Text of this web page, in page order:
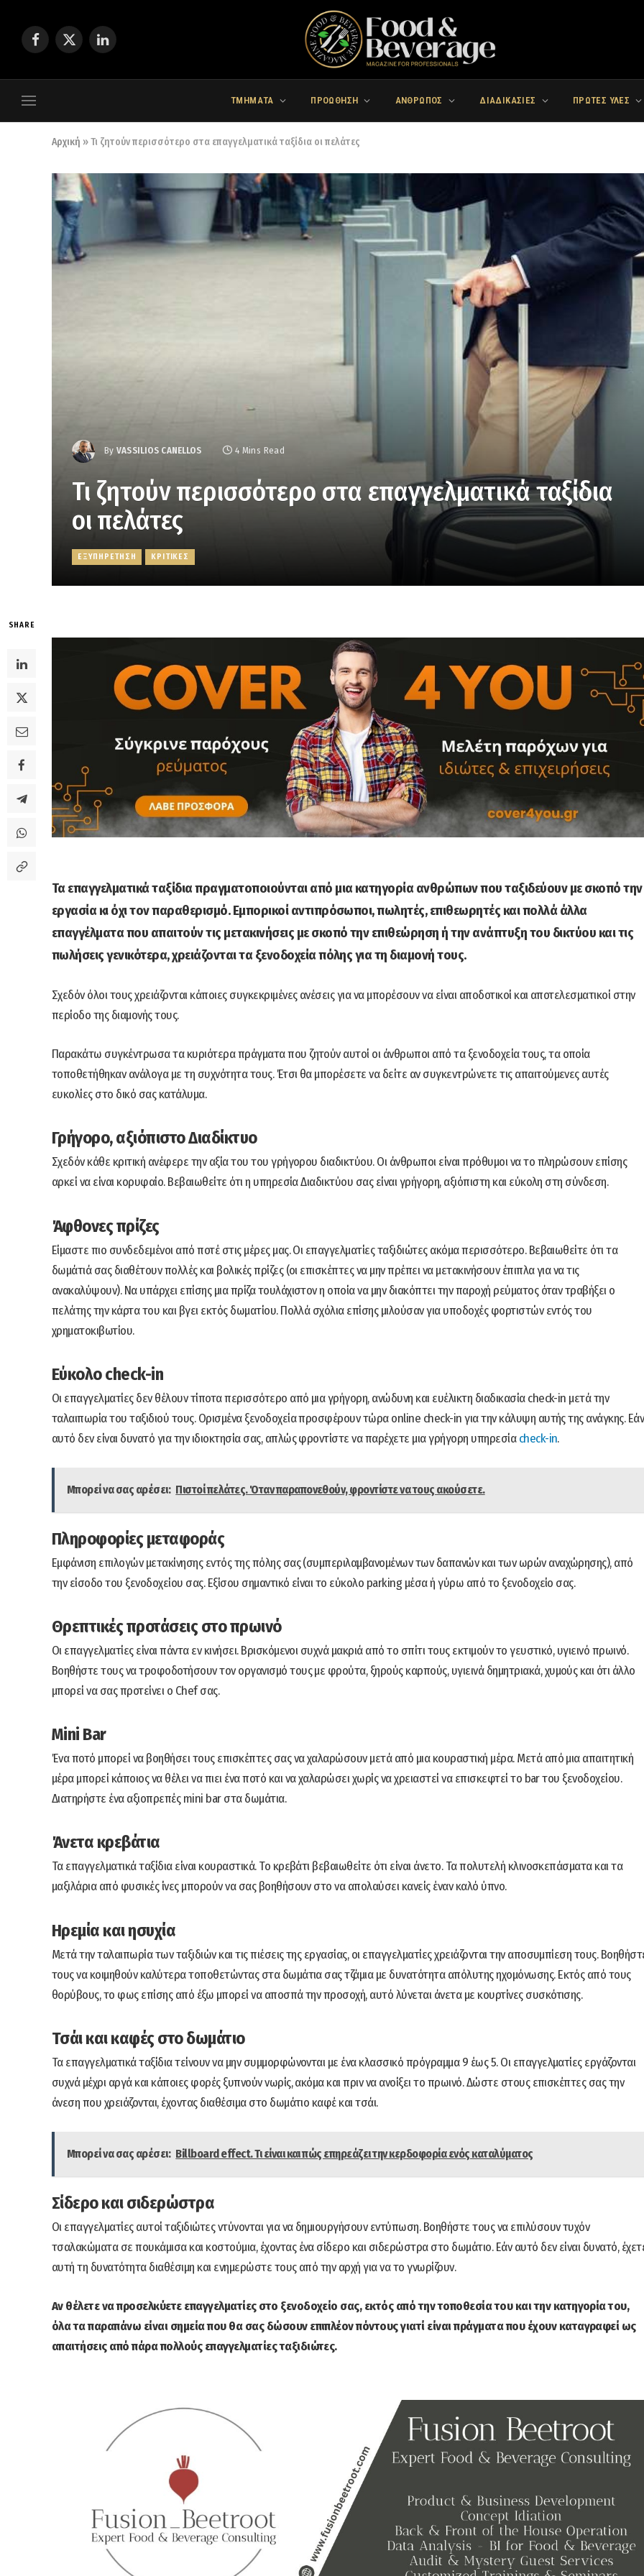
Facebook
X
LinkedIn
ΤΜΗΜΑΤΑ ΠΡΟΩΘΗΣΗ ΑΝΘΡΩΠΟΣ ΔΙΑΔΙΚΑΣΙΕΣ ΠΡΩΤΕΣ ΥΛΕΣ
Αρχική »Τι ζητούν περισσότερο στα επαγγελματικά ταξίδια οι πελάτες
By VASSILIOS CANELLOS 4 Mins Read
Τι ζητούν περισσότερο στα επαγγελματικά ταξίδια
οι πελάτες
ΕΞΥΠΗΡΕΤΗΣΗ ΚΡΙΤΙΚΕΣ
SHARE
Τα επαγγελματικά ταξίδια πραγματοποιούνται από μια κατηγορία ανθρώπων που ταξιδεύουν με σκοπό την
εργασία κι όχι τον παραθερισμό. Εμπορικοί αντιπρόσωποι, πωλητές, επιθεωρητές και πολλά άλλα
επαγγέλματα που απαιτούν τις μετακινήσεις με σκοπό την επιθεώρηση ή την ανάπτυξη του δικτύου και τις
πωλήσεις γενικότερα, χρειάζονται τα ξενοδοχεία πόλης για τη διαμονή τους.
Σχεδόν όλοι τους χρειάζονται κάποιες συγκεκριμένες ανέσεις για να μπορέσουν να είναι αποδοτικοί και αποτελεσματικοί στην
περίοδο της διαμονής τους.
Παρακάτω συγκέντρωσα τα κυριότερα πράγματα που ζητούν αυτοί οι άνθρωποι από τα ξενοδοχεία τους, τα οποία
τοποθετήθηκαν ανάλογα με τη συχνότητα τους. Έτσι θα μπορέσετε να δείτε αν συγκεντρώνετε τις απαιτούμενες αυτές
ευκολίες στο δικό σας κατάλυμα.
Γρήγορο, αξιόπιστο Διαδίκτυο
Σχεδόν κάθε κριτική ανέφερε την αξία του του γρήγορου διαδικτύου. Οι άνθρωποι είναι πρόθυμοι να το πληρώσουν επίσης
αρκεί να είναι κορυφαίο. Βεβαιωθείτε ότι η υπηρεσία Διαδικτύου σας είναι γρήγορη, αξιόπιστη και εύκολη στη σύνδεση.
Άφθονες πρίζες
Είμαστε πιο συνδεδεμένοι από ποτέ στις μέρες μας. Οι επαγγελματίες ταξιδιώτες ακόμα περισσότερο. Βεβαιωθείτε ότι τα
δωμάτιά σας διαθέτουν πολλές και βολικές πρίζες (οι επισκέπτες να μην πρέπει να μετακινήσουν έπιπλα για να τις
ανακαλύψουν). Να υπάρχει επίσης μια πρίζα τουλάχιστον η οποία να μην διακόπτει την παροχή ρεύματος όταν τραβήξει ο
πελάτης την κάρτα του και βγει εκτός δωματίου. Πολλά σχόλια επίσης μιλούσαν για υποδοχές φορτιστών εντός του
χρηματοκιβωτίου.
Εύκολο check-in
Οι επαγγελματίες δεν θέλουν τίποτα περισσότερο από μια γρήγορη, ανώδυνη και ευέλικτη διαδικασία check-in μετά την
ταλαιπωρία του ταξιδιού τους. Ορισμένα ξενοδοχεία προσφέρουν τώρα online check-in για την κάλυψη αυτής της ανάγκης. Εάν
αυτό δεν είναι δυνατό για την ιδιοκτησία σας, απλώς φροντίστε να παρέχετε μια γρήγορη υπηρεσίαcheck-in.
Μπορεί να σας αρέσει: Πιστοί πελάτες. Όταν παραπονεθούν, φροντίστε να τους ακούσετε.
Πληροφορίες μεταφοράς
Εμφάνιση επιλογών μετακίνησης εντός της πόλης σας (συμπεριλαμβανομένων των δαπανών και των ωρών αναχώρησης), από
την είσοδο του ξενοδοχείου σας. Εξίσου σημαντικό είναι το εύκολο parking μέσα ή γύρω από το ξενοδοχείο σας.
Θρεπτικές προτάσεις στο πρωινό
Οι επαγγελματίες είναι πάντα εν κινήσει. Βρισκόμενοι συχνά μακριά από το σπίτι τους εκτιμούν το γευστικό, υγιεινό πρωινό.
Βοηθήστε τους να τροφοδοτήσουν τον οργανισμό τους με φρούτα, ξηρούς καρπούς, υγιεινά δημητριακά, χυμούς και ότι άλλο
μπορεί να σας προτείνει ο Chef σας.
Mini Bar
Ένα ποτό μπορεί να βοηθήσει τους επισκέπτες σας να χαλαρώσουν μετά από μια κουραστική μέρα. Μετά από μια απαιτητική
μέρα μπορεί κάποιος να θέλει να πιει ένα ποτό και να χαλαρώσει χωρίς να χρειαστεί να επισκεφτεί το bar του ξενοδοχείου.
Διατηρήστε ένα αξιοπρεπές mini bar στα δωμάτια.
Άνετα κρεβάτια
Τα επαγγελματικά ταξίδια είναι κουραστικά. Το κρεβάτι βεβαιωθείτε ότι είναι άνετο. Τα πολυτελή κλινοσκεπάσματα και τα
μαξιλάρια από φυσικές ίνες μπορούν να σας βοηθήσουν στο να απολαύσει κανείς έναν καλό ύπνο.
Ηρεμία και ησυχία
Μετά την ταλαιπωρία των ταξιδιών και τις πιέσεις της εργασίας, οι επαγγελματίες χρειάζονται την αποσυμπίεση τους.
τους να κοιμηθούν καλύτερα τοποθετώντας στα δωμάτια σας τζάμια με δυνατότητα απόλυτης ηχομόνωσης. Εκτός από τους
θορύβους, το φως επίσης από έξω μπορεί να αποσπά την προσοχή, αυτό λύνεται άνετα με κουρτίνες συσκότισης.
Τσάι και καφές στο δωμάτιο
Τα επαγγελματικά ταξίδια τείνουν να μην συμμορφώνονται με ένα κλασσικό πρόγραμμα 9 έως 5. Οι επαγγελματίες εργάζονται
συχνά μέχρι αργά και κάποιες φορές ξυπνούν νωρίς, ακόμα και πριν να ανοίξει το πρωινό. Δώστε στους επισκέπτες σας την
άνεση που χρειάζονται, έχοντας διαθέσιμα στο δωμάτιο καφέ και τσάι.
Μπορεί να σας αρέσει: Billboard effect. Τι είναι και πώς επηρεάζει την κερδοφορία ενός καταλύματος
Σίδερο και σιδερώστρα
Οι επαγγελματίες αυτοί ταξιδιώτες ντύνονται για να δημιουργήσουν εντύπωση. Βοηθήστε τους να επιλύσουν τυχόν
τσαλακώματα σε πουκάμισα και κοστούμια, έχοντας ένα σίδερο και σιδερώστρα στο δωμάτιο. Εάν αυτό δεν είναι δυνατό,
αυτή τη δυνατότητα διαθέσιμη και ενημερώστε τους από την αρχή για να το γνωρίζουν.
Αν θέλετε να προσελκύετε επαγγελματίες στο ξενοδοχείο σας, εκτός από την τοποθεσία του και την κατηγορία του,
όλα τα παραπάνω είναι σημεία που θα σας δώσουν επιπλέον πόντους γιατί είναι πράγματα που έχουν καταγραφεί ως
απαιτήσεις από πάρα πολλούς επαγγελματίες ταξιδιώτες.